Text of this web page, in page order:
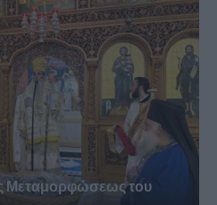
Μεταμορφώσεως του